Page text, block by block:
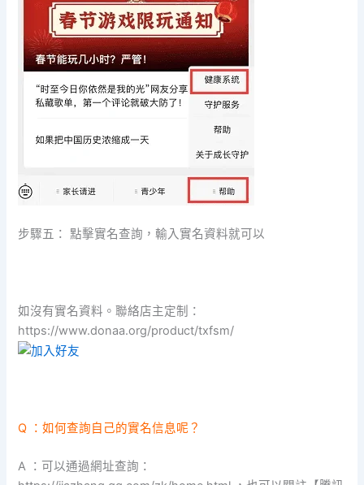
步驟五： 點擊實名查詢，輸入實名資料就可以
如沒有實名資料。聯絡店主定制：
https://www.donaa.org/product/txfsm/
Q ：如何查詢自己的實名信息呢？
A ：可以通過網址查詢：